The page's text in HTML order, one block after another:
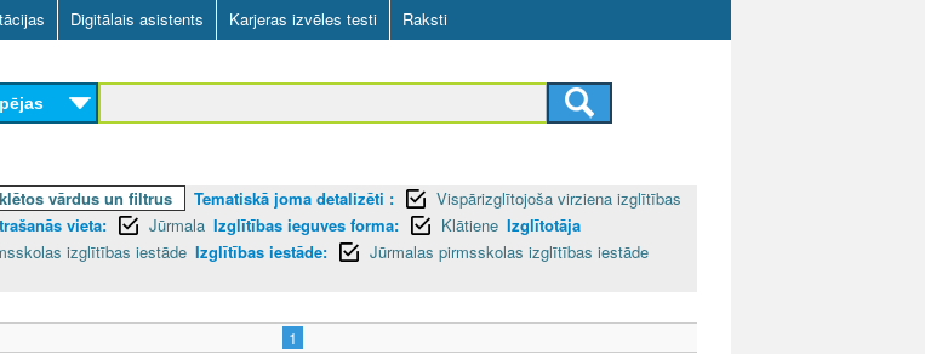
Skip
to
main
content
Digitālais asistents Karjeras izvēles testi Raksti
vārdus un filtrus Tematiskā joma detalizēti :
Vispārizglītojoša virziena izglītības
vieta: Jūrmala Izglītības ieguves forma: Klātiene Izglītotāja
izglītības iestāde Izglītības iestāde:
Jūrmalas pirmsskolas izglītības iestāde
1